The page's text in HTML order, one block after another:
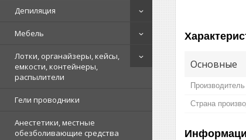
Депиляция
Мебель
Лотки, органайзеры, кейсы,
емкости, контейнеры,
распылители
Гели проводники
Анестетики, местные
обезболивающие средства
Основные
Производитель
Страна